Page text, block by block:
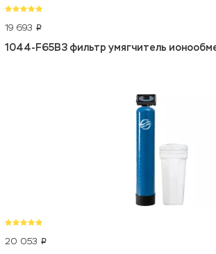
19 693 p
1044-F65B3 фильтр умягчитель
20 053 p